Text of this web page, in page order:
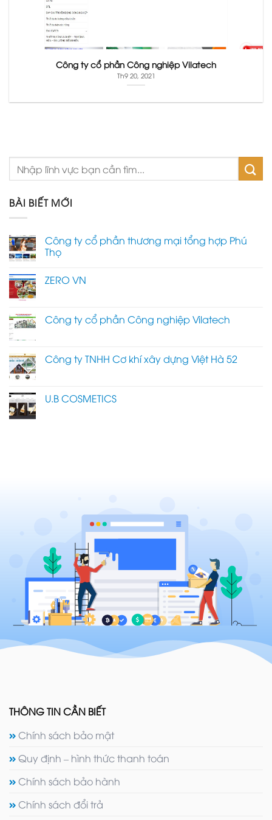
Công ty cổ phần Công nghiệp Vilatech
Th9 20, 2021
BÀI BIẾT MỚI
Công ty cổ phần thương mại tổng hợp Phú
Thọ
ZERO VN
Công ty cổ phần Công nghiệp Vilatech
Công ty TNHH Cơ khí xây dựng Việt Hà 52
U.B COSMETICS
THÔNG TIN CẦN BIẾT
Chính sách bảo mật
Quy định – hình thức thanh toán
Chính sách bảo hành
Chính sách đổi trả